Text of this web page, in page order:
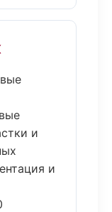
и
и